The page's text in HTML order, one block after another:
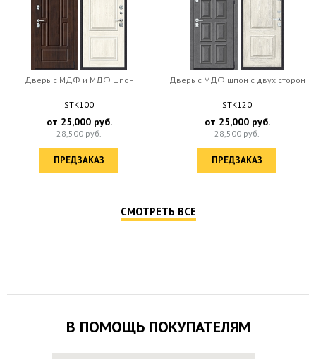
Дверь c МДФ и МДФ шпон
STK100
от 25,000руб.
28,500руб.
ПРЕДЗАКАЗ
Дверь c МДФ шпон с двух сторон
STK120
от 25,000руб.
28,500руб.
ПРЕДЗАКАЗ
СМОТРЕТЬ ВСЕ
В ПОМОЩЬ ПОКУПАТЕЛЯМ